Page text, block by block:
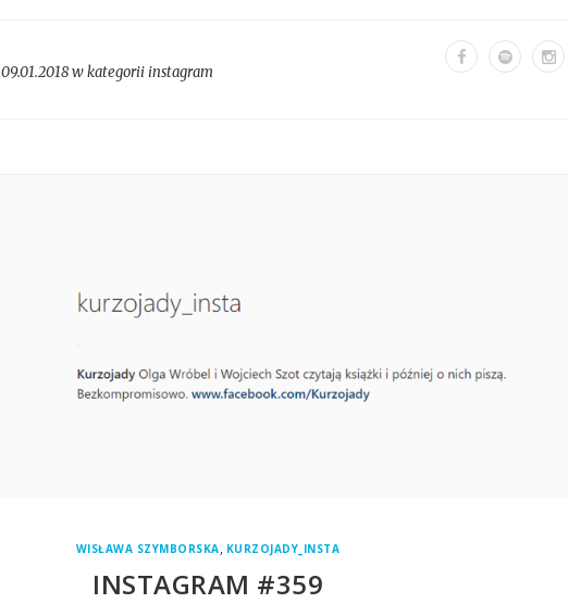
09.01.2018 w kategoriiinstagram
WISŁAWA SZYMBORSKA, KURZOJADY_INSTA
INSTAGRAM #359